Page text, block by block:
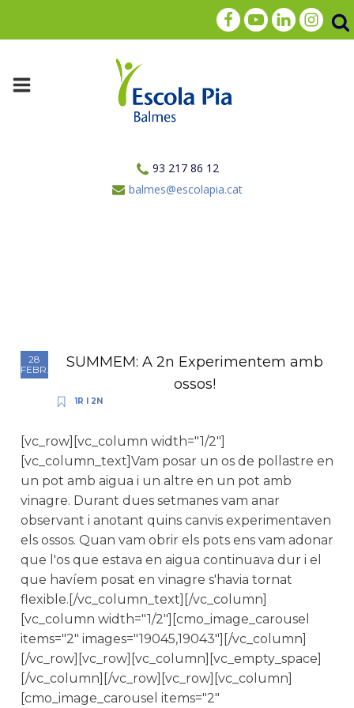
93 217 86 12
balmes@escolapia.cat
28
FEBR.
SUMMEM: A 2n Experimentem amb
ossos!
1R I 2N
[vc_row][vc_column width="1/2"]
[vc_column_text]Vam posar un os de pollastre en
un pot amb aigua i un altre en un pot amb
vinagre. Durant dues setmanes vam anar
observant i anotant quins canvis experimentaven
els ossos. Quan vam obrir els pots ens vam adonar
que l'os que estava en aigua continuava dur i el
que havíem posat en vinagre s'havia tornat
flexible.[/vc_column_text][/vc_column]
[vc_column width="1/2"][cmo_image_carousel
items="2" images="19045,19043"][/vc_column]
[/vc_row][vc_row][vc_column][vc_empty_space]
[/vc_column][/vc_row][vc_row][vc_column]
[cmo_image_carousel items="2"